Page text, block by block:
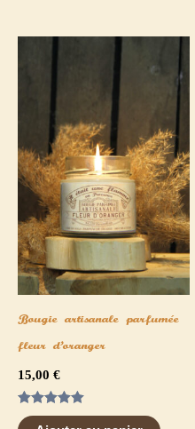
Bougie artisanale parfumée
fleur d’oranger
15,00 €
Note